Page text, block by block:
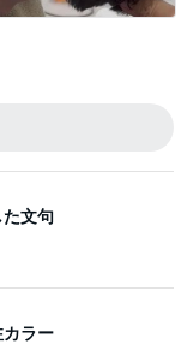
ラー
ップ